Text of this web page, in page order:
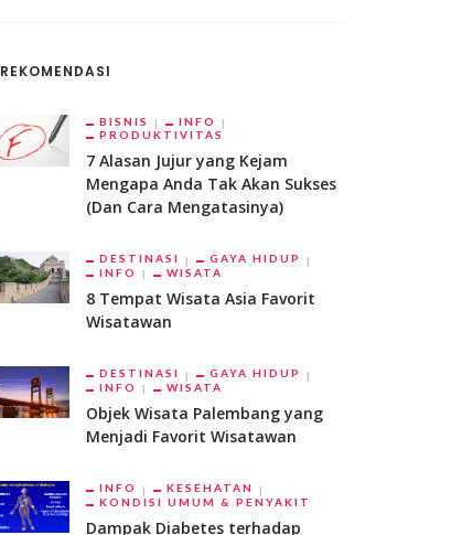
REKOMENDASI
BISNIS
INFO
PRODUKTIVITAS
7 Alasan Jujur yang Kejam
Mengapa Anda Tak Akan Sukses
(Dan Cara Mengatasinya)
DESTINASI
GAYA HIDUP
INFO
WISATA
8 Tempat Wisata Asia Favorit
Wisatawan
DESTINASI
GAYA HIDUP
INFO
WISATA
Objek Wisata Palembang yang
Menjadi Favorit Wisatawan
INFO
KESEHATAN
KONDISI UMUM & PENYAKIT
Dampak Diabetes terhadap